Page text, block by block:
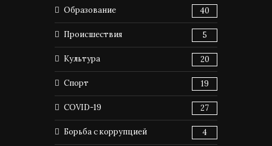
Образование 40
Происшествия 5
Культура 20
Спорт 19
COVID-19 27
Борьба с коррупцией 4